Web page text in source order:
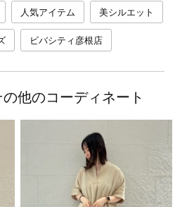
人気アイテム 美シルエット
ビバシティ彦根店
他のコーディネート